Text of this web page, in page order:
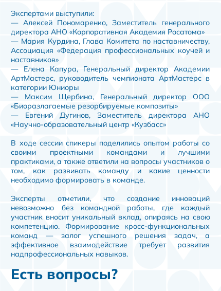
Экспертами выступили:
— Алексей Пономаренко, Заместитель генерального
директора АНО «Корпоративная Академия Росатома»
— Мария Курдина, Глава Комитета по наставничеству,
Ассоциация «Федерация профессиональных коучей и
наставников»
— Елена Капура, Генеральный директор Академии
АртМастерс, руководитель чемпионата АртМастерс в
категории Юниоры
— Максим Щербина, Генеральный директор ООО
«Биоразлагаемые резорбируемые композиты»
— Евгений Дугинов, Заместитель директора АНО
«Научно-образовательный центр «Кузбасс»
В ходе сессии спикеры поделились опытом работы со
своими проектными командами и лучшими
практиками, а также ответили на вопросы участников о
том, как развивать команду и какие ценности
необходимо формировать в команде.
Эксперты отметили, что создание инноваций
невозможно без командной работы, где каждый
участник вносит уникальный вклад, опираясь на свою
компетенцию. Формирование кросс-функциональных
команд — залог успешного решения задач, а
эффективное взаимодействие требует развития
надпрофессиональных навыков.
Есть вопросы?